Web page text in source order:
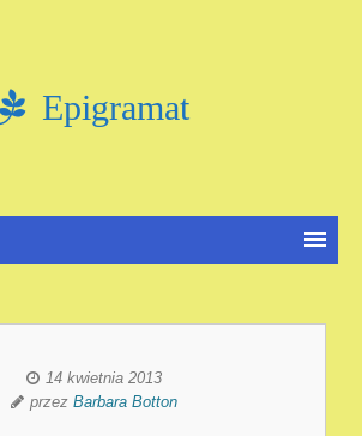
Epigramat
14 kwietnia 2013
przez Barbara Botton